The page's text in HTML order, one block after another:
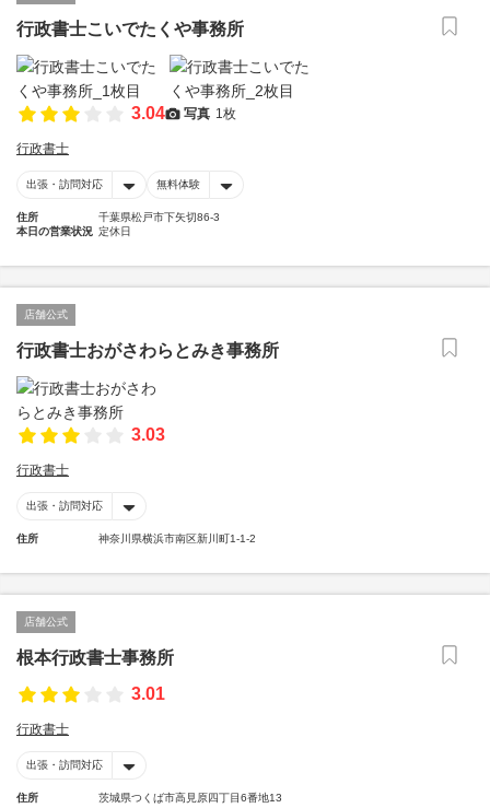
行政書士こいでたくや事務所
3.04 写真 1枚
行政書士
出張・訪問対応 無料体験
住所
千葉県松戸市下矢切86-3
本日の営業状況 定休日
店舗公式
行政書士おがさわらとみき事務所
3.03
行政書士
出張・訪問対応
住所 神奈川県横浜市南区新川町1-1-2
店舗公式
根本行政書士事務所
3.01
行政書士
出張・訪問対応
住所 茨城県つくば市高見原四丁目6番地13